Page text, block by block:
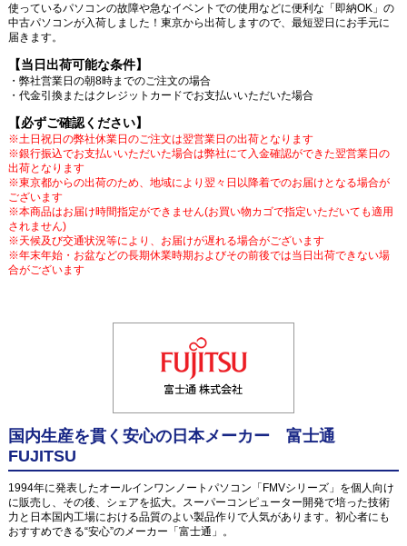
使っているパソコンの故障や急なイベントでの使用などに便利な「即納OK」の
中古パソコンが入荷しました！東京から出荷しますので、最短翌日にお手元に
届きます。
【当日出荷可能な条件】
・弊社営業日の朝8時までのご注文の場合
・代金引換またはクレジットカードでお支払いいただいた場合
【必ずご確認ください】
※土日祝日の弊社休業日のご注文は翌営業日の出荷となります
※銀行振込でお支払いいただいた場合は弊社にて入金確認ができた翌営業日の
出荷となります
※東京都からの出荷のため、地域により翌々日以降着でのお届けとなる場合が
ございます
※本商品はお届け時間指定ができません(お買い物カゴで指定いただいても適用
されません)
※天候及び交通状況等により、お届けが遅れる場合がございます
※年末年始・お盆などの長期休業時期およびその前後では当日出荷できない場
合がございます
国内生産を貫く安心の日本メーカー 富士通
FUJITSU
1994年に発表したオールインワンノートパソコン「FMVシリーズ」を個人向け
に販売し、その後、シェアを拡大。スーパーコンピューター開発で培った技術
力と日本国内工場における品質のよい製品作りで人気があります。初心者にも
おすすめできる“安心”のメーカー「富士通」。